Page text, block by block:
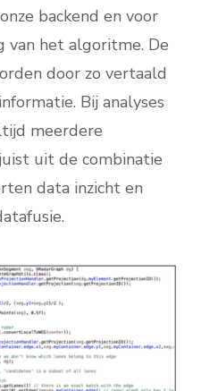
backend en voor
van het algoritme. De
door zo vertaald
Bij analyses
meerdere
uit de combinatie
data inzicht en